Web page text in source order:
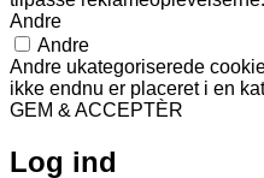
Andre
Andre
Andre ukategoriserede
ikke endnu er placeret i en
GEM & ACCEPTÈR
Log ind